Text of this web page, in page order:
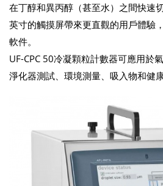
在丁醇和異丙醇（甚至水）之間快速
英寸的觸摸屏帶來更直觀的用戶體驗
軟件。
UF-CPC 50冷凝顆粒計數器可應用於
淨化器測試、環境測量、吸入物和健